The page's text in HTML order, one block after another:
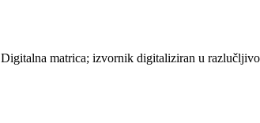
Digitalna matrica; izvornik digitaliziran u